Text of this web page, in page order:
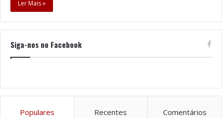
Ler Mais »
Siga-nos no Facebook
Populares Recentes Comentários